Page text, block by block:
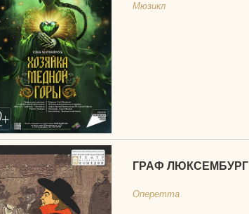
Мюзикл
ГРАФ ЛЮКСЕМБУРГ
Оперетта